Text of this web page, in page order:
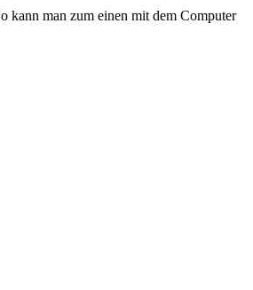
kann man zum einen mit dem Computer